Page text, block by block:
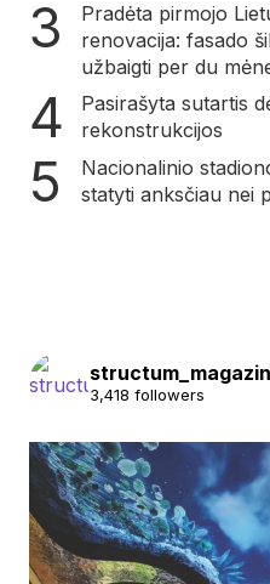
Pradėta pirmojo
renovacija: fasado
užbaigti per du
Pasirašyta sutartis
rekonstrukcijos
Nacionalinio
statyti anksčiau nei
3,418 followers